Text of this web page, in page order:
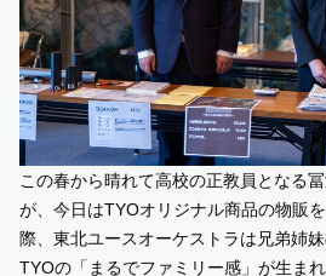
この春から晴れて高校の正教員となる
が、今日はTYOオリジナル商品の物販
際、東北ユースオーケストラは兄弟姉妹
TYOの「まるでファミリー感」が生ま